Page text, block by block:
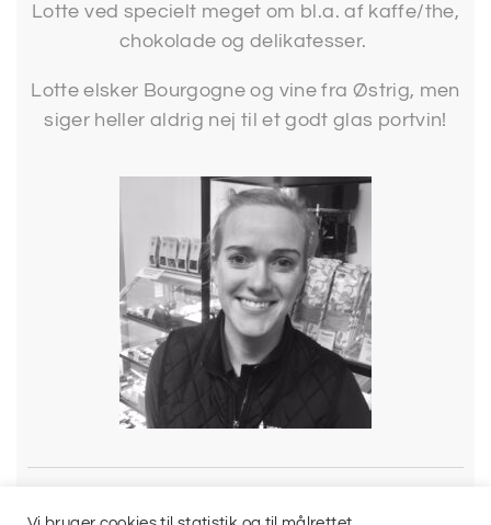
Lotte ved specielt meget om bl.a. af kaffe/the,
chokolade og delikatesser.
Lotte elsker Bourgogne og vine fra Østrig, men
siger heller aldrig nej til et godt glas portvin!